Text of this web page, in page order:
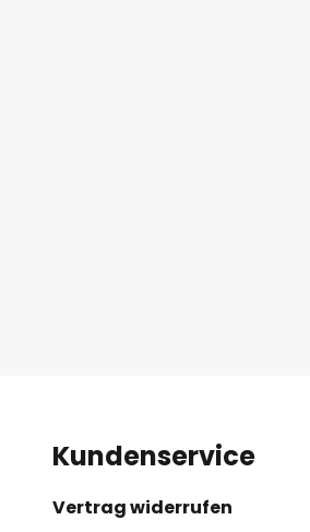
Kundenservice
Vertrag widerrufen